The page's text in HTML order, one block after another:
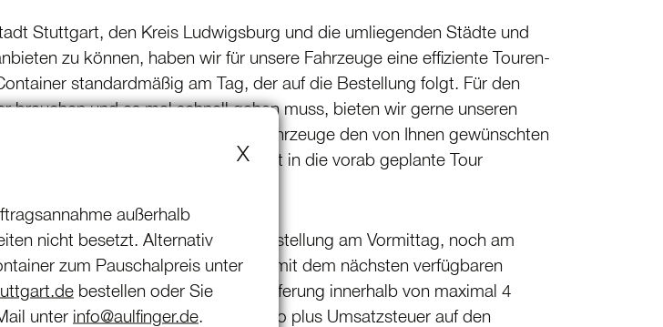
Stuttgart, den Kreis Ludwigsburg und die umliegenden Städte und
zu können, haben wir für unsere Fahrzeuge eine effiziente Touren­
standardmäßig am Tag, der auf die Bestellung folgt. Für den
brauchen und es mal schnell gehen muss, bieten wir gerne unseren
Service holt eines unserer Fahrzeuge den von Ihnen gewünschten
Ihnen. Meistens lässt sich das nicht in die vorab geplante Tour
fährt ein Fahrzeug, bei Bestellung am Vormittag, noch am
wir den Container individuell mit dem nächsten verfügbaren
Baustelle garantieren wir eine Lieferung innerhalb von maximal 4
einen Aufschlag von nur 50 Euro plus Umsatz­steuer auf den
X
außerhalb
nicht besetzt. Alternativ
zum Pauschalpreis unter
bestellen oder Sie
unter info@aulfinger.de